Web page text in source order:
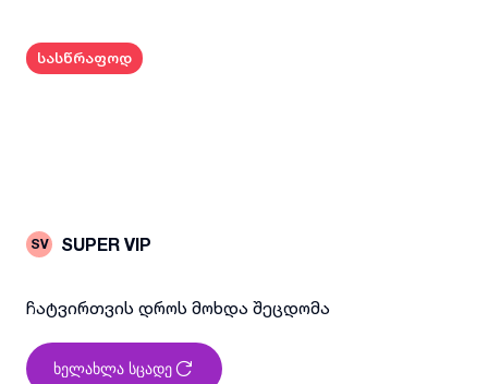
სასწრაფოდ
SV SUPER VIP
ჩატვირთვის დროს მოხდა შეცდომა
ხელახლა სცადე